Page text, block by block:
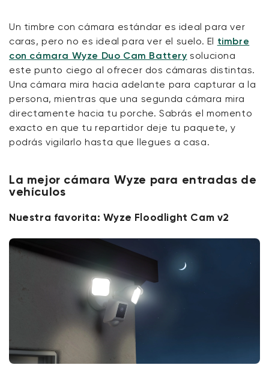
Un timbre con cámara estándar es ideal para ver
caras, pero no es ideal para ver el suelo. El timbre
con cámara Wyze Duo Cam Battery soluciona
este punto ciego al ofrecer dos cámaras distintas.
Una cámara mira hacia adelante para capturar a la
persona, mientras que una segunda cámara mira
directamente hacia tu porche. Sabrás el momento
exacto en que tu repartidor deje tu paquete, y
podrás vigilarlo hasta que llegues a casa.
La mejor cámara Wyze para entradas de
vehículos
Nuestra favorita: Wyze Floodlight Cam v2